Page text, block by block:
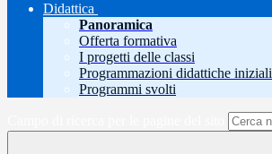
Didattica
Panoramica
Offerta formativa
I progetti delle classi
Programmazioni didattiche iniziali
Programmi svolti